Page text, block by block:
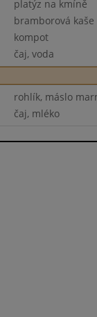
platýz na kmíně
bramborová kaše
kompot
čaj, voda
rohlík, máslo
čaj, mléko